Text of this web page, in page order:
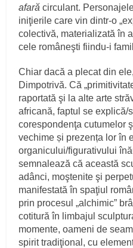
afară circulant.
iniţierile care vin dintr-o
colectivă, materializată în
cele româneşti fiindu-i
Chiar dacă a plecat din
Dimpotrivă. Că
raportată şi la alte arte
africană, faptul se explică/
corespondenţa cutumelor
vechime și prezența lor în
organicului/figurativului
semnalează că această
adânci, moştenite şi
manifestată în spaţiul
prin procesul „alchimic”
cotitură în limbajul
momente, oameni de
spirit tradiţional, cu